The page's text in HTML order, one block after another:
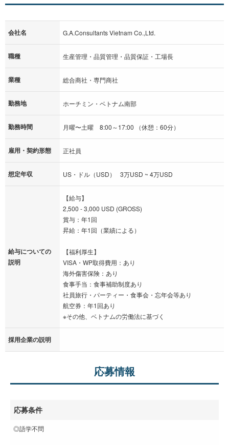
会社名 G.A.Consultants Vietnam Co.,Ltd.
職種 生産管理・品質管理・品質保証・工場長
業種 総合商社・専門商社
勤務地 ホーチミン・ベトナム南部
勤務時間 月曜〜土曜 8:00～17:00 （休憩：60分）
雇用・契約形態 正社員
想定年収 US・ドル（USD） 3万USD ~ 4万USD
給与についての
説明
【給与】
2,500 - 3,000 USD (GROSS)
賞与：年1回
昇給：年1回（業績による）
【福利厚生】
VISA・WP取得費用：あり
海外傷害保険：あり
食事手当：食事補助制度あり
社員旅行・パーティー・食事会・忘年会等あり
航空券：年1回あり
※その他、ベトナムの労働法に基づく
採用企業の説明
応募情報
応募条件
◎語学不問